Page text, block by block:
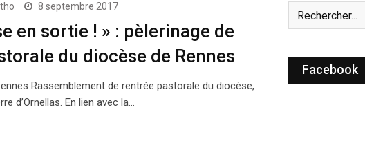
8 septembre 2017
en sortie ! » : pèlerinage de
du diocèse de Rennes
Rassemblement de rentrée pastorale du diocèse,
d’Ornellas. En lien avec la…
Facebook